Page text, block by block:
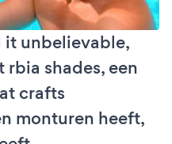
it unbelievable,
shades, een
crafts
monturen heeft,